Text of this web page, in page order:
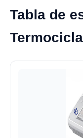
Tabla de